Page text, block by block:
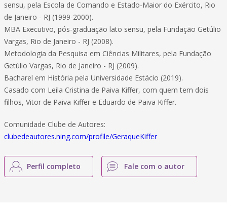
sensu, pela Escola de Comando e Estado-Maior do Exército, Rio
de Janeiro - RJ (1999-2000).
MBA Executivo, pós-graduação lato sensu, pela Fundação Getúlio
Vargas, Rio de Janeiro - RJ (2008).
Metodologia da Pesquisa em Ciências Militares, pela Fundação
Getúlio Vargas, Rio de Janeiro - RJ (2009).
Bacharel em História pela Universidade Estácio (2019).
Casado com Leila Cristina de Paiva Kiffer, com quem tem dois
filhos, Vitor de Paiva Kiffer e Eduardo de Paiva Kiffer.
Comunidade Clube de Autores:
clubedeautores.ning.com/profile/GeraqueKiffer
Perfil completo Fale com o autor